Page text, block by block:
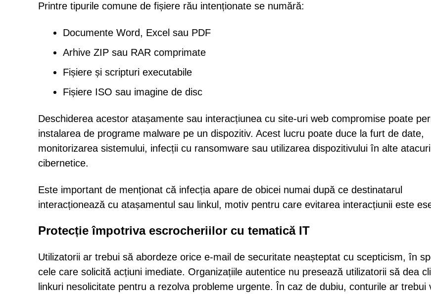
Printre tipurile comune de fișiere rău intenționate se numără:
Documente Word, Excel sau PDF
Arhive ZIP sau RAR comprimate
Fișiere și scripturi executabile
Fișiere ISO sau imagine de disc
Deschiderea acestor atașamente sau interacțiunea cu site-uri web compromise poate
instalarea de programe malware pe un dispozitiv. Acest lucru poate duce la furt de date,
monitorizarea sistemului, infecții cu ransomware sau utilizarea dispozitivului în alte atacuri
cibernetice.
Este important de menționat că infecția apare de obicei numai după ce destinatarul
interacționează cu atașamentul sau linkul, motiv pentru care evitarea interacțiunii este
Protecție împotriva escrocheriilor cu tematică IT
Utilizatorii ar trebui să abordeze orice e-mail de securitate neașteptat cu scepticism, în
cele care solicită acțiuni imediate. Organizațiile autentice nu presează utilizatorii să dea
linkuri nesolicitate pentru a rezolva probleme urgente. În caz de dubiu, conturile ar trebui